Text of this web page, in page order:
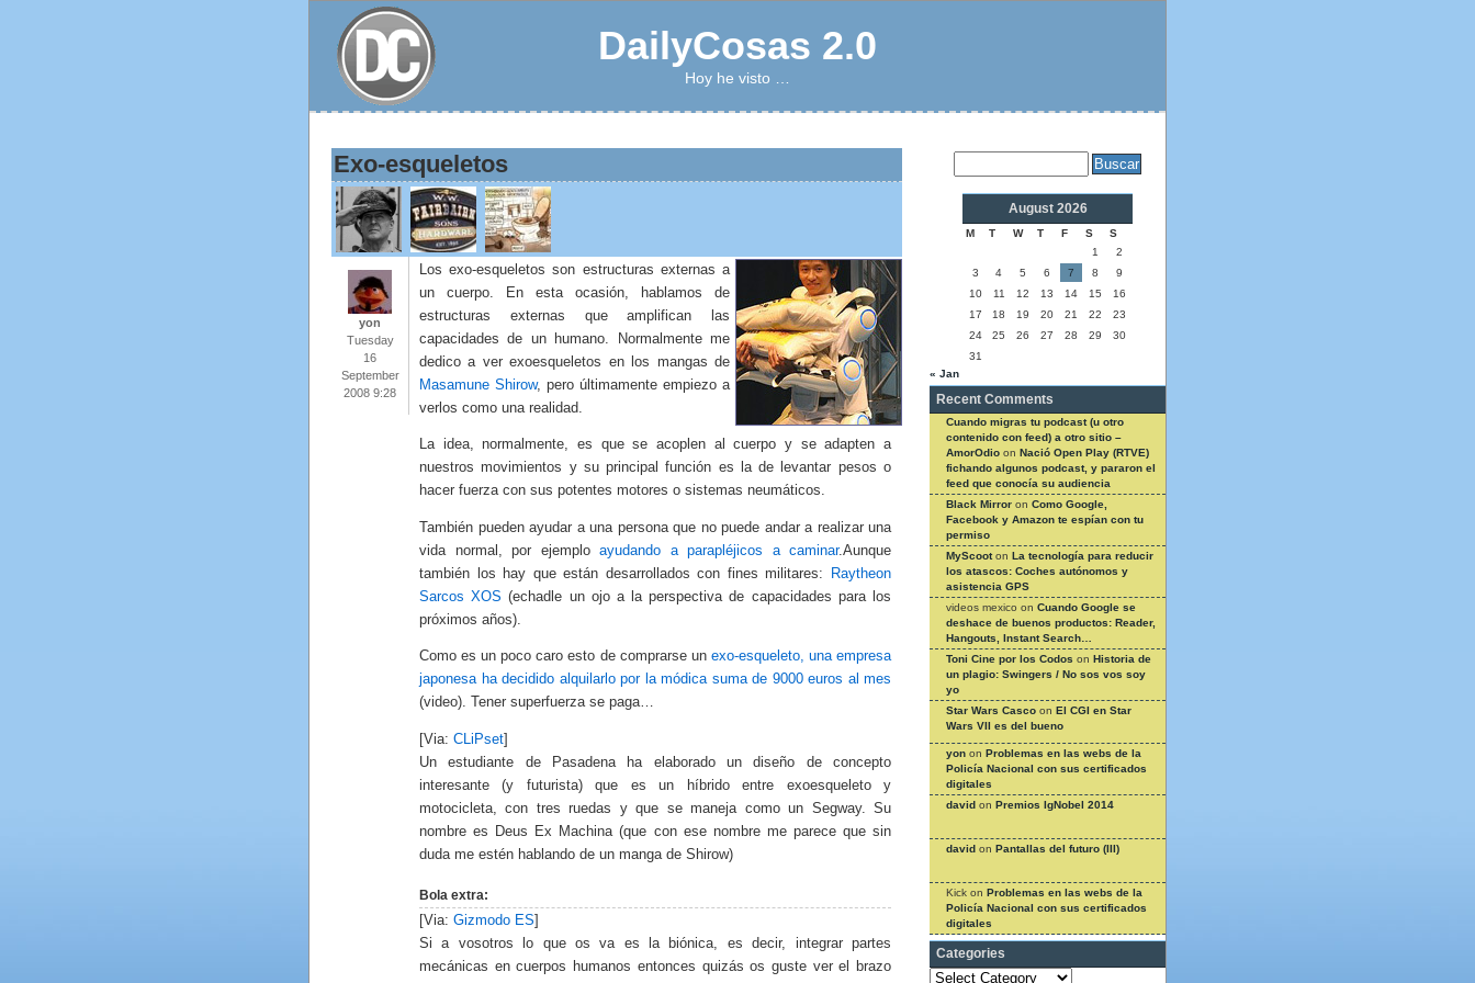
DailyCosas 2.0
Hoy he visto …
Exo-esqueletos
yon
Tuesday
16
September
2008 9:28
Los exo-esqueletos son estructuras externas a
un cuerpo. En esta ocasión, hablamos de
estructuras externas que amplifican las
capacidades de un humano. Normalmente me
dedico a ver exoesqueletos en los mangas de
Masamune Shirow, pero últimamente empiezo a
verlos como una realidad.
La idea, normalmente, es que se acoplen al cuerpo y se adapten a
nuestros movimientos y su principal función es la de levantar pesos o
hacer fuerza con sus potentes motores o sistemas neumáticos.
También pueden ayudar a una persona que no puede andar a realizar una
vida normal, por ejemplo ayudando a parapléjicos a caminar.Aunque
también los hay que están desarrollados con fines militares:
Raytheon
Sarcos XOS (echadle un ojo a la perspectiva de capacidades para los
próximos años).
Como es un poco caro esto de comprarse un exo-esqueleto, una empresa
japonesa ha decidido alquilarlo por la módica suma de 9000 euros al mes
(video). Tener superfuerza se paga…
[Via: CLiPset
Un estudiante de Pasadena ha elaborado un diseño de concepto
interesante (y futurista) que es un híbrido entre exoesqueleto y
motocicleta, con tres ruedas y que se maneja como un Segway. Su
nombre es Deus Ex Machina (que con ese nombre me parece que sin
duda me estén hablando de un manga de Shirow)
Bola extra:
[Via: Gizmodo ES
Si a vosotros lo que os va es la biónica, es decir, integrar partes
mecánicas en cuerpos humanos entonces quizás os guste ver el brazo
August 2026
M T W T F S
S
1
2
3
4 5 6 7 8
9
10
11 12 13 14 15
16
17
18 19 20 21 22
23
24
25 26 27 28 29
30
31
« Jan
Recent Comments
Cuando migras tu podcast (u otro
contenido con feed) a otro sitio –
AmorOdio on Nació Open Play (RTVE)
fichando algunos podcast, y pararon el
feed que conocía su audiencia
Black Mirror on Como Google,
Facebook y Amazon te espían con tu
permiso
MyScooton La tecnología para reducir
los atascos: Coches autónomos y
asistencia GPS
videos mexico on Cuando Google se
deshace de buenos productos: Reader,
Hangouts, Instant Search…
Toni Cine por los Codos on Historia de
un plagio: Swingers / No sos vos soy
yo
Star Wars Casco on El CGI en Star
Wars VII es del bueno
yon on Problemas en las webs de la
Policía Nacional con sus certificados
digitales
david on Premios IgNobel 2014
david on Pantallas del futuro (III)
Kick on Problemas en las webs de la
Policía Nacional con sus certificados
digitales
Categories
Categories